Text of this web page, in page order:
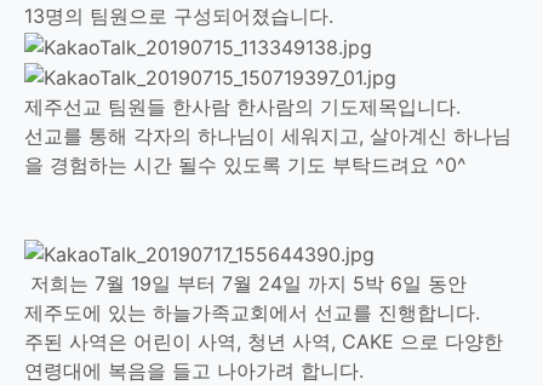
13명의 팀원으로 구성되어졌습니다.
제주선교 팀원들 한사람 한사람의 기도제목입니다.
선교를 통해 각자의 하나님이 세워지고, 살아계신 하나님
을 경험하는 시간 될수 있도록 기도 부탁드려요 ^0^
저희는 7월 19일 부터 7월 24일 까지 5박 6일 동안
제주도에 있는 하늘가족교회에서 선교를 진행합니다.
주된 사역은 어린이 사역, 청년 사역, CAKE 으로 다양한
연령대에 복음을 들고 나아가려 합니다.